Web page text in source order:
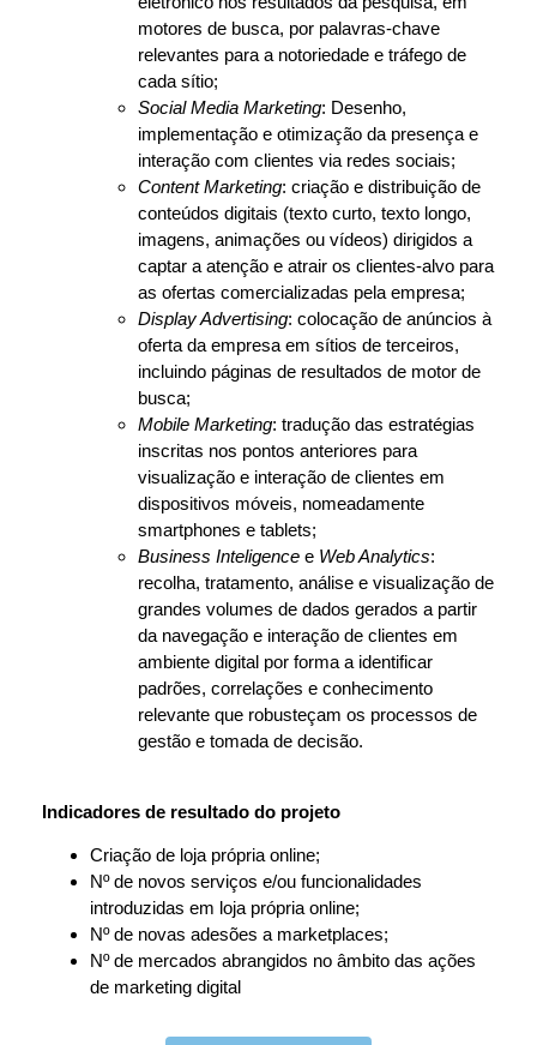
motores de busca, por palavras-chave
relevantes para a notoriedade e tráfego de
cada sítio;
Social Media Marketing: Desenho,
implementação e otimização da presença e
interação com clientes via redes sociais;
Content Marketing: criação e distribuição de
conteúdos digitais (texto curto, texto longo,
imagens, animações ou vídeos) dirigidos a
captar a atenção e atrair os clientes-alvo para
as ofertas comercializadas pela empresa;
Display Advertising: colocação de anúncios à
oferta da empresa em sítios de terceiros,
incluindo páginas de resultados de motor de
busca;
Mobile Marketing: tradução das estratégias
inscritas nos pontos anteriores para
visualização e interação de clientes em
dispositivos móveis, nomeadamente
smartphones e tablets;
Business Inteligence e Web Analytics:
recolha, tratamento, análise e visualização de
grandes volumes de dados gerados a partir
da navegação e interação de clientes em
ambiente digital por forma a identificar
padrões, correlações e conhecimento
relevante que robusteçam os processos de
gestão e tomada de decisão.
Indicadores de resultado do projeto
Criação de loja própria online;
Nº de novos serviços e/ou funcionalidades
introduzidas em loja própria online;
Nº de novas adesões a marketplaces;
Nº de mercados abrangidos no âmbito das ações
de marketing digital